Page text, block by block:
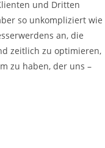
und Dritten
so unkompliziert wie
an, die
zeitlich zu optimieren,
zu haben, der uns –